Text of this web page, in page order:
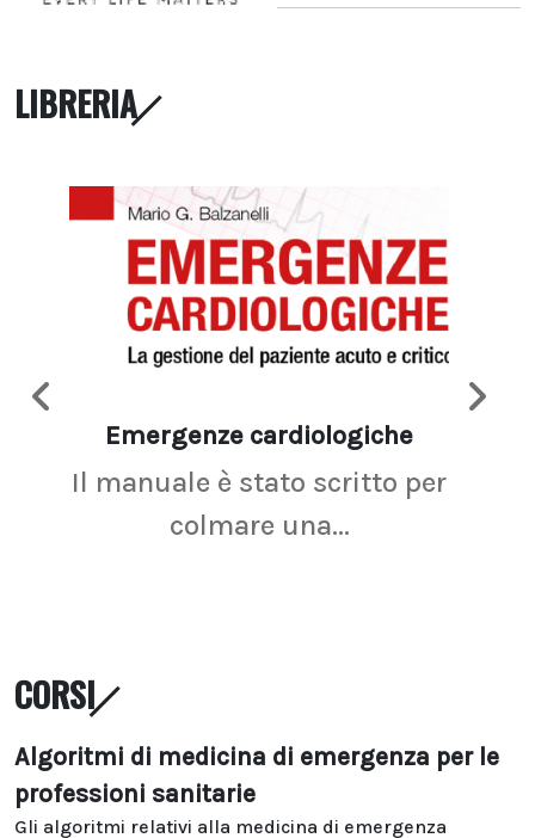
LIBRERIA
Emergenze cardiologiche
Il manuale è stato scritto per
colmare una...
CORSI
Algoritmi di medicina di emergenza per le
professioni sanitarie
Gli algoritmi relativi alla medicina di emergenza